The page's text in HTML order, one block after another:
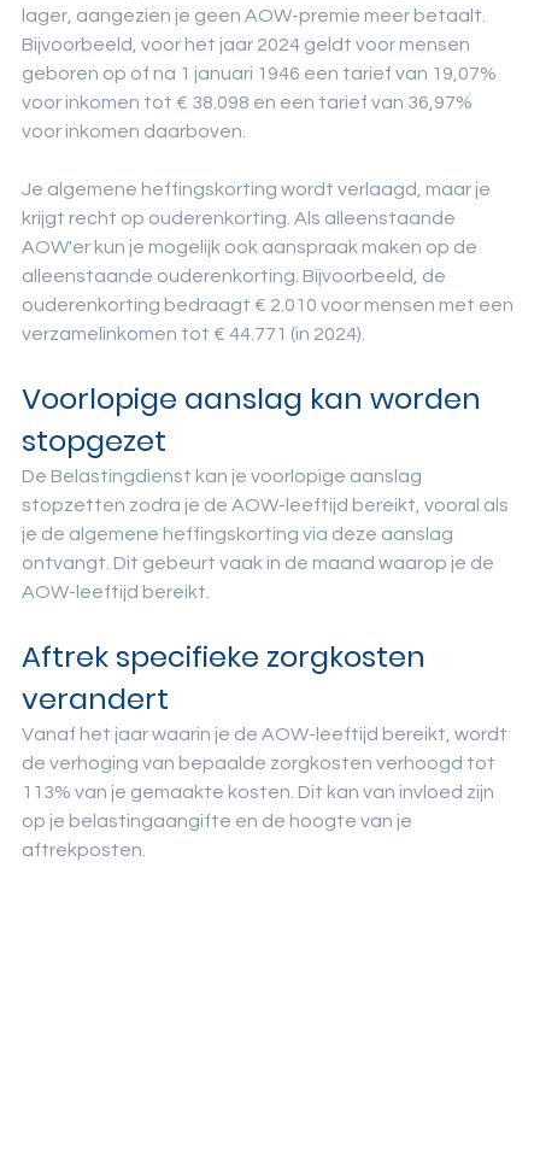
lager, aangezien je geen AOW-premie meer betaalt.
Bijvoorbeeld, voor het jaar 2024 geldt voor mensen
geboren op of na 1 januari 1946 een tarief van 19,07%
voor inkomen tot € 38.098 en een tarief van 36,97%
voor inkomen daarboven.
Je algemene heffingskorting wordt verlaagd, maar je
krijgt recht op ouderenkorting. Als alleenstaande
AOW'er kun je mogelijk ook aanspraak maken op de
alleenstaande ouderenkorting. Bijvoorbeeld, de
ouderenkorting bedraagt € 2.010 voor mensen met een
verzamelinkomen tot € 44.771 (in 2024).
Voorlopige aanslag kan worden
stopgezet
De Belastingdienst kan je voorlopige aanslag
stopzetten zodra je de AOW-leeftijd bereikt, vooral als
je de algemene heffingskorting via deze aanslag
ontvangt. Dit gebeurt vaak in de maand waarop je de
AOW-leeftijd bereikt.
Aftrek specifieke zorgkosten
verandert
Vanaf het jaar waarin je de AOW-leeftijd bereikt, wordt
de verhoging van bepaalde zorgkosten verhoogd tot
113% van je gemaakte kosten. Dit kan van invloed zijn
op je belastingaangifte en de hoogte van je
aftrekposten.